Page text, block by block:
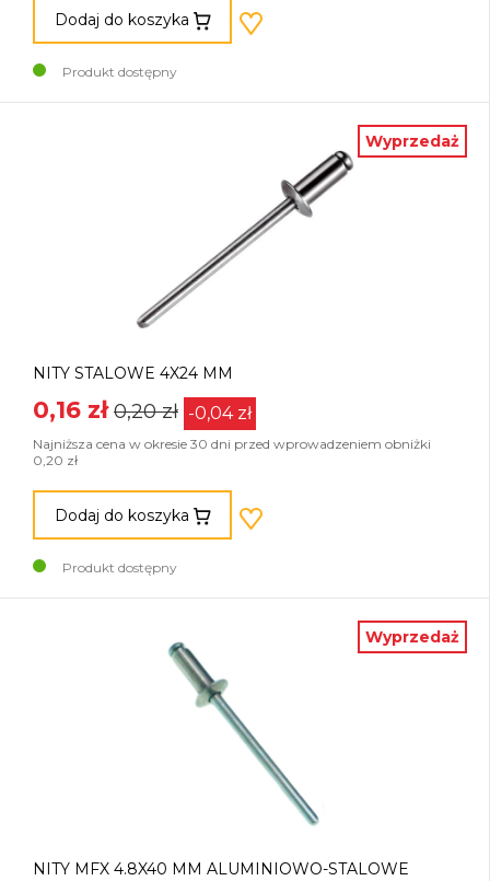
Dodaj do koszyka
Produkt dostępny
Wyprzedaż
NITY STALOWE 4X24 MM
0,16 zł 0,20 zł -0,04 zł
Najniższa cena w okresie 30 dni przed wprowadzeniem obniżki
0,20 zł
Dodaj do koszyka
Produkt dostępny
Wyprzedaż
NITY MFX 4.8X40 MM ALUMINIOWO-STALOWE